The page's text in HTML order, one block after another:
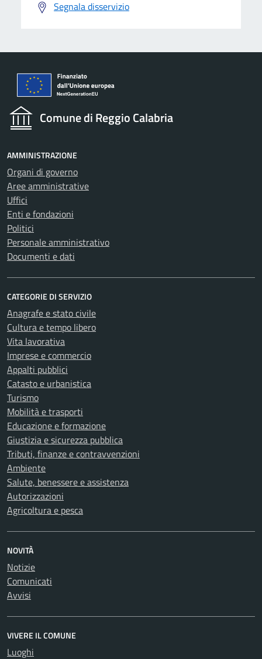
Segnala disservizio
Comune di Reggio Calabria
AMMINISTRAZIONE
Organi di governo
Aree amministrative
Uffici
Enti e fondazioni
Politici
Personale amministrativo
Documenti e dati
CATEGORIE DI SERVIZIO
Anagrafe e stato civile
Cultura e tempo libero
Vita lavorativa
Imprese e commercio
Appalti pubblici
Catasto e urbanistica
Turismo
Mobilità e trasporti
Educazione e formazione
Giustizia e sicurezza pubblica
Tributi, finanze e contravvenzioni
Ambiente
Salute, benessere e assistenza
Autorizzazioni
Agricoltura e pesca
NOVITÀ
Notizie
Comunicati
Avvisi
VIVERE IL COMUNE
Luoghi